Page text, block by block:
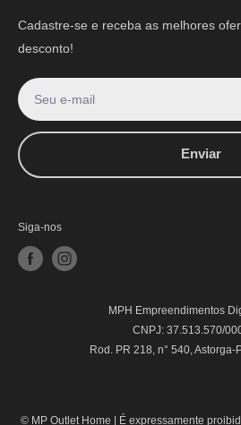
Cadastre-se e receba as melhores
desconto!
Seu e-mail
Enviar
Siga-nos
MPH Empreendimentos
CNPJ: 37.513.570/
Rod. PR 218, n° 540, Astorga-
© MP Outlet Home | É expressamente